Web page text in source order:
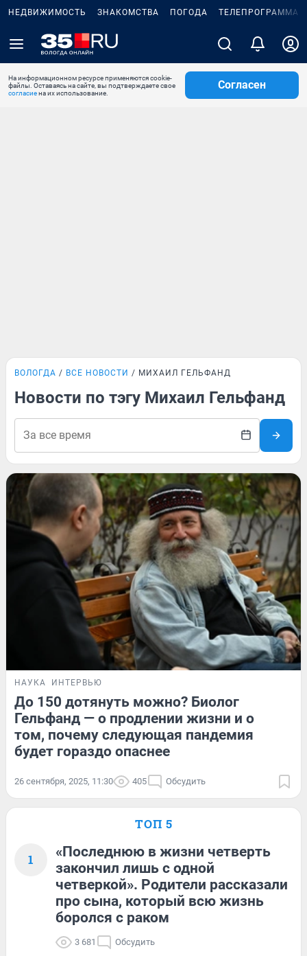
НЕДВИЖИМОСТЬ ЗНАКОМСТВА ПОГОДА ТЕЛЕПРОГРАММА
На информационном ресурсе применяются cookie-
файлы. Оставаясь на сайте, вы подтверждаете свое
согласиена их использование.
Согласен
ВОЛОГДА ВСЕ НОВОСТИ МИХАИЛ ГЕЛЬФАНД
Новости по тэгу Михаил Гельфанд
НАУКА ИНТЕРВЬЮ
До 150 дотянуть можно? Биолог
Гельфанд — о продлении жизни и о
том, почему следующая пандемия
будет гораздо опаснее
26 сентября, 2025, 11:30 405 Обсудить
ТОП 5
1
«Последнюю в жизни четверть
закончил лишь с одной
четверкой». Родители рассказали
про сына, который всю жизнь
боролся с раком
3 681 Обсудить